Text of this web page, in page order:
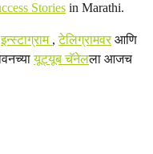
Stories in Marathi.
इन्स्टाग्राम ,टेलिग्रामवरआणि
यूट्यूब चॅनेलला आजच